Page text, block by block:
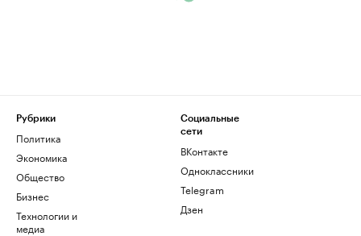
Рубрики
Политика
Экономика
Общество
Бизнес
Технологии и
медиа
Социальные
сети
ВКонтакте
Одноклассники
Telegram
Дзен